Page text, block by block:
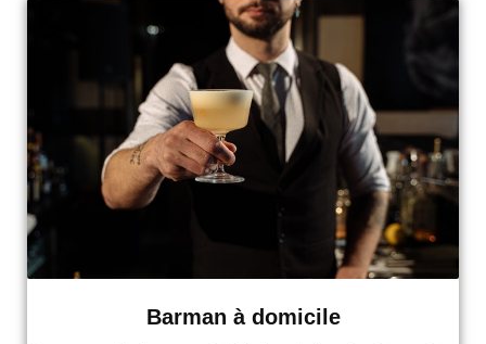
Barman à domicile